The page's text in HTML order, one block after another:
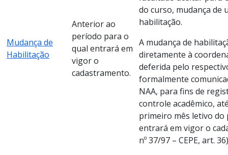
Mudança de
Habilitação
Anterior ao
período para o
qual entrará em
vigor o
cadastramento.
do curso, mudança de
habilitação.
A mudança de
diretamente à
deferida pelo
formalmente
NAA, para fins de
controle acadêmico,
primeiro mês letivo
entrará em vigor o
nº 37/97 – CEPE, art.